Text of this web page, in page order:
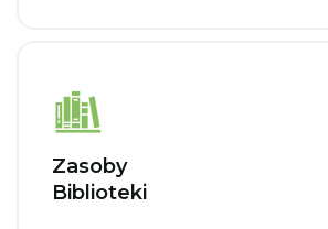
Zasoby
Biblioteki